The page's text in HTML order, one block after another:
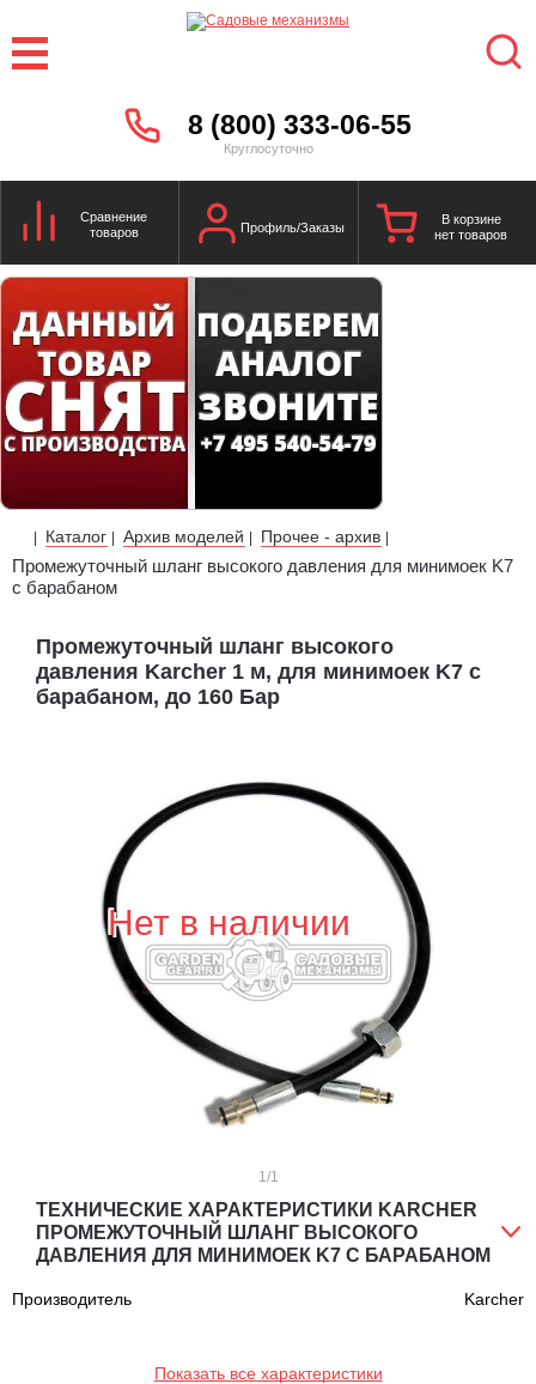
8 (800) 333-06-55
Круглосуточно
Сравнение
товаров
Профиль/Заказы
В корзине
нет товаров
| Каталог | Архив моделей | Прочее - архив |
Промежуточный шланг высокого давления для минимоек K7
с барабаном
Промежуточный шланг высокого
давления Karcher 1 м, для минимоек K7 с
барабаном, до 160 Бар
Нет в наличии
1 /1
ТЕХНИЧЕСКИЕ ХАРАКТЕРИСТИКИ KARCHER
ПРОМЕЖУТОЧНЫЙ ШЛАНГ ВЫСОКОГО
ДАВЛЕНИЯ ДЛЯ МИНИМОЕК K7 С БАРАБАНОМ
Производитель Karcher
Показать все характеристики